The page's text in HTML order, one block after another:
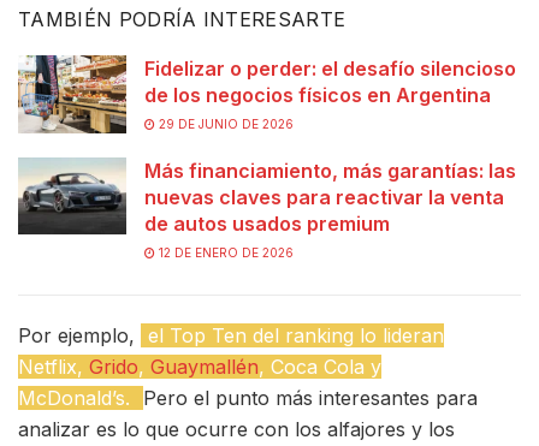
TAMBIÉN PODRÍA INTERESARTE
Fidelizar o perder: el desafío silencioso
de los negocios físicos en Argentina
29 DE JUNIO DE 2026
Más financiamiento, más garantías: las
nuevas claves para reactivar la venta
de autos usados premium
12 DE ENERO DE 2026
Por ejemplo,
el Top Ten del ranking lo lideran
Netflix, Grido, Guaymallén, Coca Cola y
McDonald’s.
Pero el punto más interesantes para
analizar es lo que ocurre con los alfajores y los